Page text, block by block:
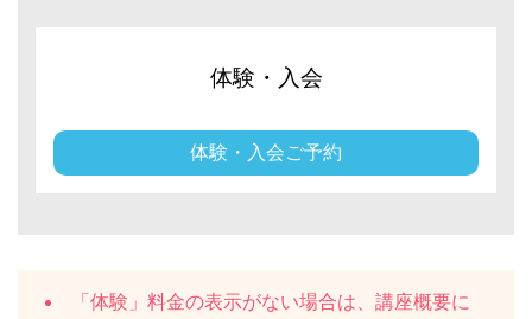
体験・入会
体験・入会ご予約
「体験」料金の表示がない場合は、講座概要に